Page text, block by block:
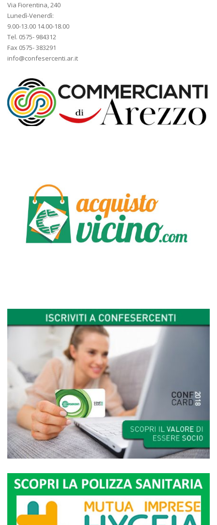
Via Fiorentina, 240
Lunedì-Venerdì:
9.00-13.00 14.00-18.00
Tel. 0575- 984312
Fax 0575- 383291
info@confesercenti.ar.it